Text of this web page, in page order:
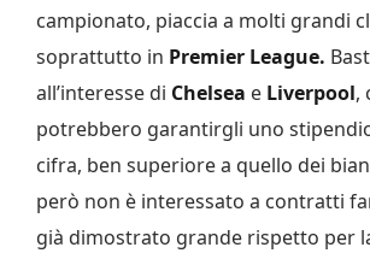
campionato, piaccia a molti grandi
soprattutto in Premier League.
all’interesse di Chelsea e Liverpool,
potrebbero garantirgli uno
cifra, ben superiore a quello dei
però non è interessato a contratti
già dimostrato grande rispetto per